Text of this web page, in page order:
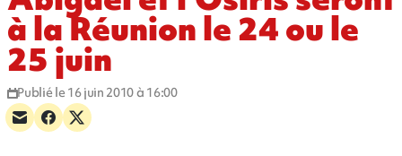
à la Réunion le 24 ou le
25 juin
Publié le 16 juin 2010 à 16:00